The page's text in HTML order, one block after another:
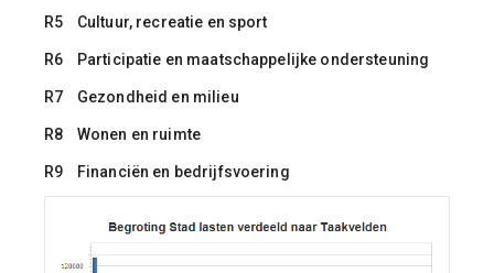
R5 Cultuur, recreatie en sport
R6 Participatie en maatschappelijke ondersteuning
R7 Gezondheid en milieu
R8 Wonen en ruimte
R9 Financiën en bedrijfsvoering